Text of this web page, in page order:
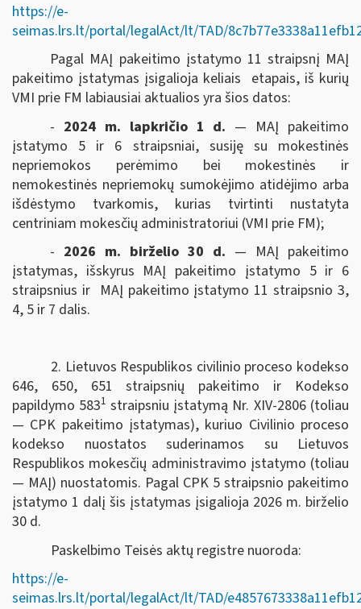
https://e-
seimas.lrs.lt/portal/legalAct/lt/TAD/
Pagal MAĮ pakeitimo įstatymo 11 straipsnį MAĮ
pakeitimo įstatymas įsigalioja keliais etapais, iš kurių
VMI prie FM labiausiai aktualios yra šios datos:
- 2024 m. lapkričio 1 d. — MAĮ pakeitimo
įstatymo 5 ir 6 straipsniai, susiję su mokestinės
nepriemokos perėmimo bei mokestinės ir
nemokestinės nepriemokų sumokėjimo atidėjimo arba
išdėstymo tvarkomis, kurias tvirtinti nustatyta
centriniam mokesčių administratoriui (VMI prie FM);
- 2026 m. birželio 30 d. — MAĮ pakeitimo
įstatymas, išskyrus MAĮ pakeitimo įstatymo 5 ir 6
straipsnius ir MAĮ pakeitimo įstatymo 11 straipsnio 3,
4, 5 ir 7 dalis.
2. Lietuvos Respublikos civilinio proceso kodekso
646, 650, 651 straipsnių pakeitimo ir Kodekso
papildymo 5831 straipsniu įstatymą Nr. XIV-2806 (toliau
— CPK pakeitimo įstatymas), kuriuo Civilinio proceso
kodekso nuostatos suderinamos su Lietuvos
Respublikos mokesčių administravimo įstatymo (toliau
— MAĮ) nuostatomis. Pagal CPK 5 straipsnio pakeitimo
įstatymo 1 dalį šis įstatymas įsigalioja 2026 m. birželio
30 d.
Paskelbimo Teisės aktų registre nuoroda:
https://e-
seimas.lrs.lt/portal/legalAct/lt/TAD/